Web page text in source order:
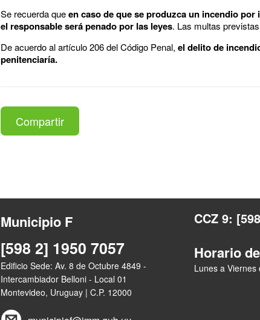
Se recuerda queen caso de que se produzca un incendio
el responsable será penado por las leyes. Las multas
De acuerdo al artículo 206 del Código Penal, el delito de
penitenciaría.
Compartir
Municipio F
[598 2] 1950 7057
Edificio Sede: Av. 8 de Octubre 4849 -
Intercambiador Belloni - Local 01
Montevideo, Uruguay | C.P. 12000
CCZ 9:
Horario
Lunes a Viernes